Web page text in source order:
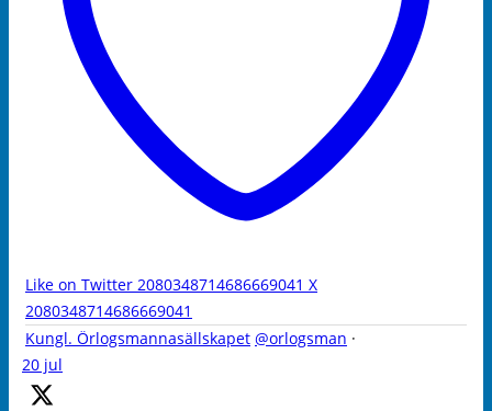
Like on Twitter 2080348714686669041 X
2080348714686669041
Kungl. Örlogsmannasällskapet @orlogsman ·
20 jul